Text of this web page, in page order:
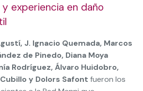
experiencia en daño
J. Ignacio Quemada, Marcos
de Pinedo, Diana Moya
Rodríguez, Álvaro Huidobro,
y Dolors Safont fueron los